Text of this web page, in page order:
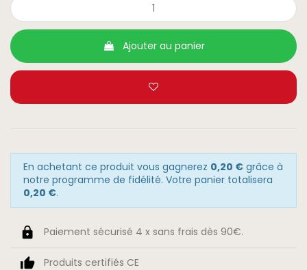
Ajouter au panier
En achetant ce produit vous gagnerez 0,20 €grâce à
notre programme de fidélité. Votre panier totalisera
0,20 €.
Paiement sécurisé 4 x sans frais dès 90€.
Produits certifiés CE